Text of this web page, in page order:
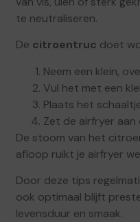
te neutraliseren.
De citroentruc doet
Neem een klein,
Vul het met een
Plaats het
Zet de airfryer aan
De stoom van het
afloop ruikt je airfryer
Door deze tips
ook optimaal blijft
levensduur en smaak.